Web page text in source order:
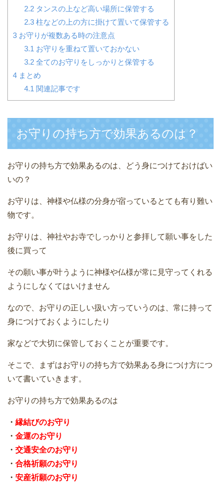
2.2タンスの上など高い場所に保管する
2.3柱などの上の方に掛けて置いて保管する
3 お守りが複数ある時の注意点
3.1 お守りを重ねて置いておかない
3.2全てのお守りをしっかりと保管する
4 まとめ
4.1 関連記事です
お守りの持ち方で効果あるのは？
お守りの持ち方で効果あるのは、どう身につけておけばい
いの？
お守りは、神様や仏様の分身が宿っているとても有り難い
物です。
お守りは、神社やお寺でしっかりと参拝して願い事をした
後に買って
その願い事が叶うように神様や仏様が常に見守ってくれる
ようにしなくてはいけません
なので、お守りの正しい扱い方っていうのは、常に持って
身につけておくようにしたり
家などで大切に保管しておくことが重要です。
そこで、まずはお守りの持ち方で効果ある身につけ方につ
いて書いていきます。
お守りの持ち方で効果あるのは
・ 縁結びのお守り
・ 金運のお守り
・ 交通安全のお守り
・ 合格祈願のお守り
・ 安産祈願のお守り